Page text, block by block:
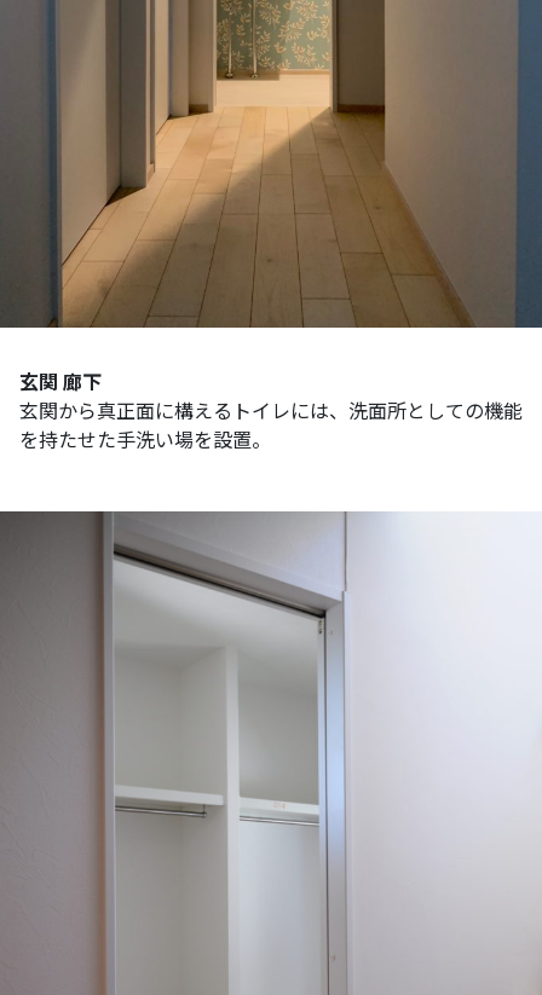
玄関 廊下
玄関から真正面に構えるトイレには、洗面所としての機能
を持たせた手洗い場を設置。